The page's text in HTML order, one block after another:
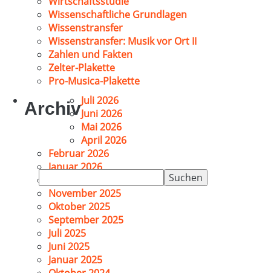
nach:
Wissenschaftliche Grundlagen
Wissenstransfer
Wissenstransfer: Musik vor Ort II
Zahlen und Fakten
Zelter-Plakette
Pro-Musica-Plakette
ArchivJuli 2026
Juni 2026
Mai 2026
April 2026
Februar 2026
Januar 2026
November 2025
Oktober 2025
September 2025
Juli 2025
Juni 2025
Januar 2025